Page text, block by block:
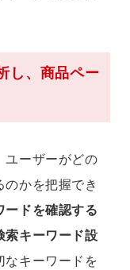
し、商品ペー
ユーザーがどの
かを把握でき
ードを確認する
索キーワード設
なキーワードを